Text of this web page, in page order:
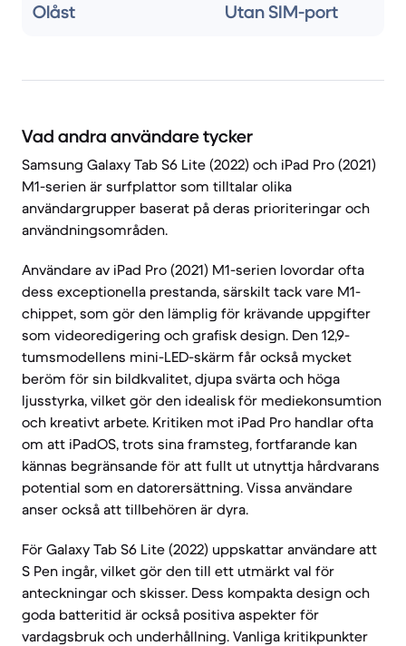
Olåst Utan SIM-port
Vad andra användare tycker
Samsung Galaxy Tab S6 Lite (2022) och iPad Pro (2021)
M1-serien är surfplattor som tilltalar olika
användargrupper baserat på deras prioriteringar och
användningsområden.
Användare av iPad Pro (2021) M1-serien lovordar ofta
dess exceptionella prestanda, särskilt tack vare M1-
chippet, som gör den lämplig för krävande uppgifter
som videoredigering och grafisk design. Den 12,9-
tumsmodellens mini-LED-skärm får också mycket
beröm för sin bildkvalitet, djupa svärta och höga
ljusstyrka, vilket gör den idealisk för mediekonsumtion
och kreativt arbete. Kritiken mot iPad Pro handlar ofta
om att iPadOS, trots sina framsteg, fortfarande kan
kännas begränsande för att fullt ut utnyttja hårdvarans
potential som en datorersättning. Vissa användare
anser också att tillbehören är dyra.
För Galaxy Tab S6 Lite (2022) uppskattar användare att
S Pen ingår, vilket gör den till ett utmärkt val för
anteckningar och skisser. Dess kompakta design och
goda batteritid är också positiva aspekter för
vardagsbruk och underhållning. Vanliga kritikpunkter